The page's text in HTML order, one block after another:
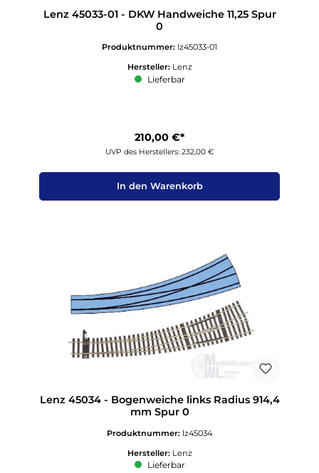
Lenz 45033-01 - DKW Handweiche 11,25 Spur
0
Produktnummer: lz45033-01
Hersteller: Lenz
Lieferbar
210,00 €*
UVP des Herstellers: 232,00 €
In den Warenkorb
Lenz 45034 - Bogenweiche links Radius 914,4
mm Spur 0
Produktnummer: lz45034
Hersteller: Lenz
Lieferbar